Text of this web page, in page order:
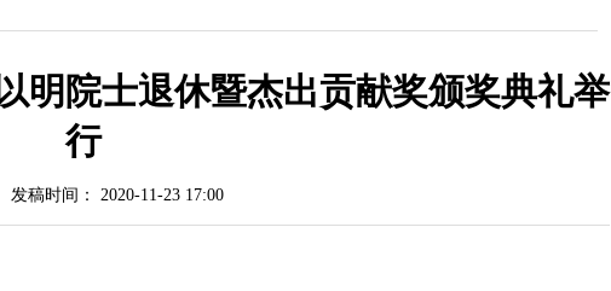
明院士退休暨杰出贡献奖颁奖典礼举
行
发稿时间： 2020-11-23 17:00